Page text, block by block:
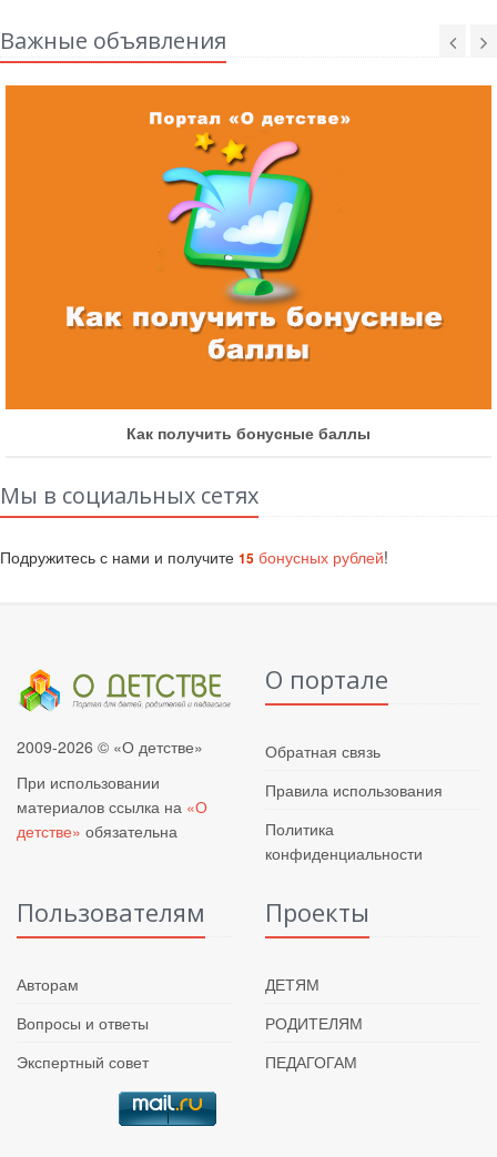
Важные объявления
Как получить бонусные баллы
Мы в социальных сетях
Подружитесь с нами и получите 15 бонусных рублей!
2009-2026 © «О детстве»
При использовании
материалов ссылка на «О
детстве» обязательна
О портале
Обратная связь
Правила использования
Политика
конфиденциальности
Пользователям
Авторам
Вопросы и ответы
Экспертный совет
Проекты
ДЕТЯМ
РОДИТЕЛЯМ
ПЕДАГОГАМ